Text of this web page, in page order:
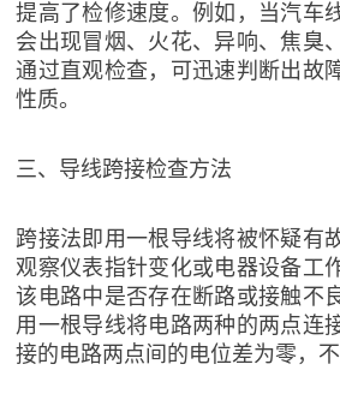
提高了检修速度。例如，当汽车
会出现冒烟、火花、异响、焦臭
通过直观检查，可迅速判断出故
性质。
三、导线跨接检查方法
跨接法即用一根导线将被怀疑有
观察仪表指针变化或电器设备工
该电路中是否存在断路或接触不
用一根导线将电路两种的两点连
接的电路两点间的电位差为零，不